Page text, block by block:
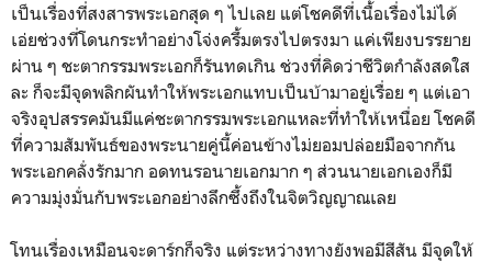
เป็นเรื่องที่สงสารพระเอกสุด ๆ ไปเลย แต่โชคดีที่เนื้อเรื่องไม่ได้
เอ่ยช่วงที่โดนกระทำอย่างโจ่งครึ้มตรงไปตรงมา แค่เพียงบรรยาย
ผ่าน ๆ ชะตากรรมพระเอกก็รันทดเกิน ช่วงที่คิดว่าชีวิตกำลังสดใส
ละ ก็จะมีจุดพลิกผันทำให้พระเอกแทบเป็นบ้ามาอยู่เรื่อย ๆ แต่เอา
จริงอุปสรรคมันมีแค่ชะตากรรมพระเอกแหละที่ทำให้เหนื่อย โชคดี
ที่ความสัมพันธ์ของพระนายคู่นี้ค่อนข้างไม่ยอมปล่อยมือจากกัน
พระเอกคลั่งรักมาก อดทนรอนายเอกมาก ๆ ส่วนนายเอกเองก็มี
ความมุ่งมั่นกับพระเอกอย่างลึกซึ้งถึงในจิตวิญญาณเลย
โทนเรื่องเหมือนจะดาร์กก็จริง แต่ระหว่างทางยังพอมีสีสัน มีจุดให้